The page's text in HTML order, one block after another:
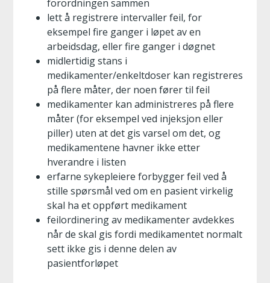
forordningen sammen
lett å registrere intervaller feil, for
eksempel fire ganger i løpet av en
arbeidsdag, eller fire ganger i døgnet
midlertidig stans i
medikamenter/enkeltdoser kan registreres
på flere måter, der noen fører til feil
medikamenter kan administreres på flere
måter (for eksempel ved injeksjon eller
piller) uten at det gis varsel om det, og
medikamentene havner ikke etter
hverandre i listen
erfarne sykepleiere forbygger feil ved å
stille spørsmål ved om en pasient virkelig
skal ha et oppført medikament
feilordinering av medikamenter avdekkes
når de skal gis fordi medikamentet normalt
sett ikke gis i denne delen av
pasientforløpet